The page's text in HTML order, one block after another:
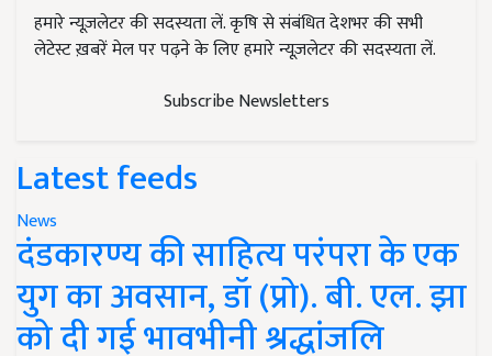
हमारे न्यूज़लेटर की सदस्यता लें. कृषि से संबंधित देशभर की सभी
लेटेस्ट ख़बरें मेल पर पढ़ने के लिए हमारे न्यूज़लेटर की सदस्यता लें.
Subscribe Newsletters
Latest feeds
News
दंडकारण्य की साहित्य परंपरा के एक
युग का अवसान, डॉ (प्रो). बी. एल. झा
को दी गई भावभीनी श्रद्धांजलि